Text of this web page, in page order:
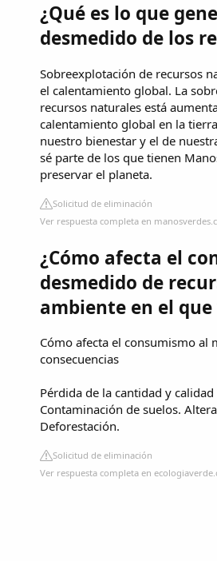
¿Qué es lo que
desmedido de los
Sobreexplotación de recursos
el calentamiento global. La
recursos naturales está
calentamiento global en la
nuestro bienestar y el de
sé parte de los que tienen
preservar el planeta.
Solicitud de eliminación
Ver respuesta completa en
¿Cómo afecta el
desmedido de
ambiente en el
Cómo afecta el consumismo al
consecuencias
Pérdida de la cantidad y calidad
Contaminación de suelos.
Deforestación.
Solicitud de eliminación
Ver respuesta completa en